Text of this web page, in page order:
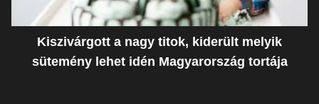
Kiszivárgott a nagy titok, kiderült melyik
sütemény lehet idén Magyarország tortája